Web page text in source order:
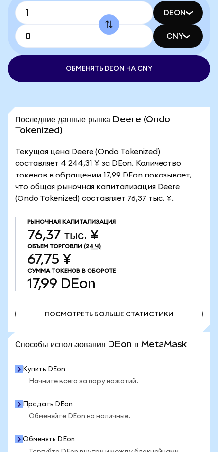
DEON
CNY
ОБМЕНЯТЬ DEON НА CNY
Последние данные рынка Deere (Ondo
Tokenized)
Текущая цена Deere (Ondo Tokenized)
составляет 4 244,31 ¥ за DEon. Количество
токенов в обращении 17,99 DEon показывает,
что общая рыночная капитализация Deere
(Ondo Tokenized) составляет 76,37 тыс. ¥.
РЫНОЧНАЯ КАПИТАЛИЗАЦИЯ
76,37 тыс. ¥
ОБЪЕМ ТОРГОВЛИ (24 Ч)
67,75 ¥
СУММА ТОКЕНОВ В ОБОРОТЕ
17,99 DEon
ПОСМОТРЕТЬ БОЛЬШЕ СТАТИСТИКИ
Способы использования DEon в MetaMask
Купить DEon
Начните всего за пару нажатий.
Продать DEon
Обменяйте DEon на наличные.
Обменять DEon